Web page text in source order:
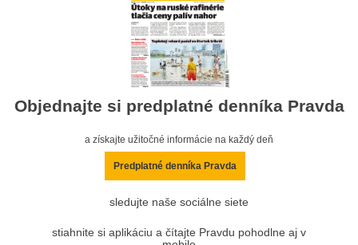
Objednajte si predplatné denníka Pravda
a získajte užitočné informácie na každý deň
Predplatné denníka Pravda
sledujte naše sociálne siete
stiahnite si aplikáciu a čítajte Pravdu pohodlne aj v